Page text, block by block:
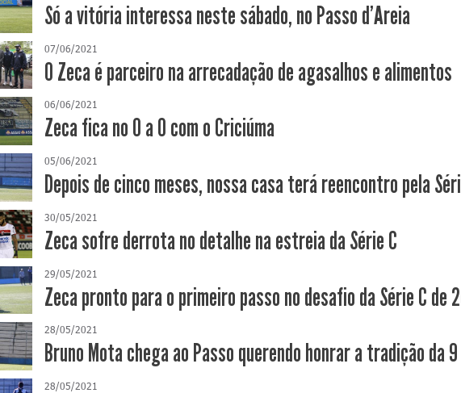
Só a vitória interessa neste sábado, no Passo d'Areia
07/06/2021
O Zeca é parceiro na arrecadação de agasalhos e alimentos
06/06/2021
Zeca fica no 0 a 0 com o Criciúma
05/06/2021
Depois de cinco meses, nossa casa terá reencontro pela
30/05/2021
Zeca sofre derrota no detalhe na estreia da Série C
29/05/2021
Zeca pronto para o primeiro passo no desafio da Série C de
28/05/2021
Bruno Mota chega ao Passo querendo honrar a tradição da 9
28/05/2021